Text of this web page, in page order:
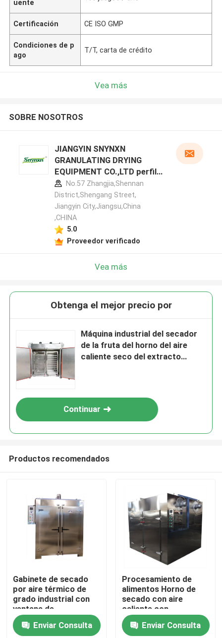
Productos
Sobre nosotros
uente
Certificación CE ISO GMP
Condiciones de p
ago
T/T, carta de crédito
Vea más
SOBRE NOSOTROS
JIANGYIN SNYNXN
GRANULATING DRYING
EQUIPMENT CO.,LTD perfil
del fabricante
No.57 Zhangjia,Shennan
District,Shengang Street,
Jiangyin City,Jiangsu,China
,CHINA
5.0
Proveedor verificado
Vea más
Obtenga el mejor precio por
Máquina industrial del secador
de la fruta del horno del aire
caliente seco del extracto
Continuar
Productos recomendados
Gabinete de secado
por aire térmico de
grado industrial con
ventana de
observación vidrio
reforzado por calor y
Enviar Consulta
Procesamiento de
alimentos Horno de
secado con aire
caliente con
circulación de aire
forzado SUS316L
Enviar Consulta